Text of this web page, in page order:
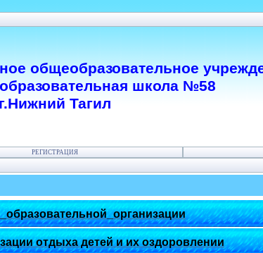
общеобразовательное
школа №58
г.Нижний Тагил
РЕГИСТРАЦИЯ
отдыха детей и их оздоровлении